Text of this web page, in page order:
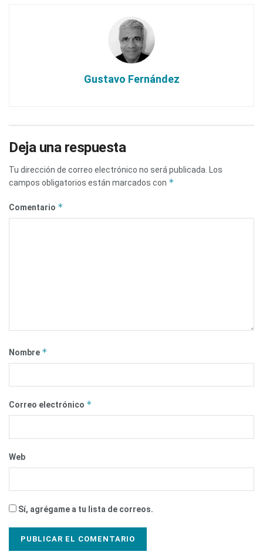
Gustavo Fernández
Deja una respuesta
Tu dirección de correo electrónico no será publicada. Los
campos obligatorios están marcados con *
Comentario *
Nombre *
Correo electrónico *
Web
Sí, agrégame a tu lista de correos.